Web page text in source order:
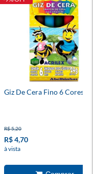
Giz De Cera Fino 6 Cores
R$ 5,20
R$ 4,70
à vista